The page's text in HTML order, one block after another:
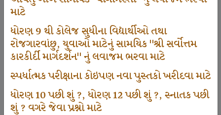
માટે
ધોરણ 9 થી કોલેજ સુધીના વિદ્યાર્થીઓ તથા
રોજગારવાંછુ, યુવાઓ માટેનું સામયિક "શ્રી સર્વોત્તમ
કારકીર્દી માર્ગદર્શન" નું લવાજમ ભરવા માટે
સ્પર્ધાત્મક પરીક્ષાના કોઇપણ નવા પુસ્તકો ખરીદવા માટે
ધોરણ 10 પછી શું ?, ધોરણ 12 પછી શું ?, સ્નાતક પછી
શું ? વગરે જેવા પ્રશ્નો માટે
1000
Participate School In GKIQ
125000